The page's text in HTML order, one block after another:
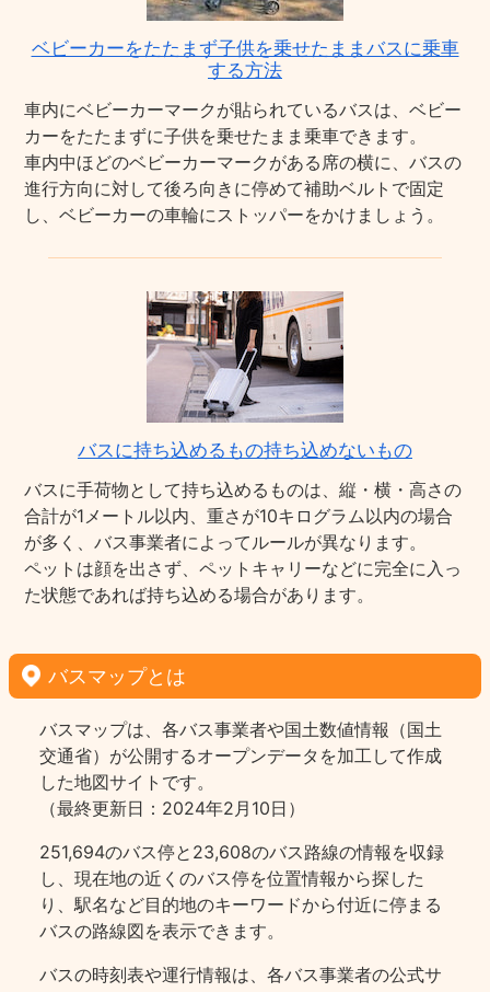
ベビーカーをたたまず子供を乗せたままバスに乗車
する方法
車内にベビーカーマークが貼られているバスは、ベビー
カーをたたまずに子供を乗せたまま乗車できます。
車内中ほどのベビーカーマークがある席の横に、バスの
進行方向に対して後ろ向きに停めて補助ベルトで固定
し、ベビーカーの車輪にストッパーをかけましょう。
バスに持ち込めるもの持ち込めないもの
バスに手荷物として持ち込めるものは、縦・横・高さの
合計が1メートル以内、重さが10キログラム以内の場合
が多く、バス事業者によってルールが異なります。
ペットは顔を出さず、ペットキャリーなどに完全に入っ
た状態であれば持ち込める場合があります。
バスマップとは
バスマップは、各バス事業者や国土数値情報（国土
交通省）が公開するオープンデータを加工して作成
した地図サイトです。
（最終更新日：2024年2月10日）
251,694のバス停と23,608のバス路線の情報を収録
し、現在地の近くのバス停を位置情報から探した
り、駅名など目的地のキーワードから付近に停まる
バスの路線図を表示できます。
バスの時刻表や運行情報は、各バス事業者の公式サ